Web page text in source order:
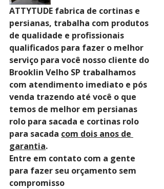
ATTYTUDE fabrica de cortinas e
persianas, trabalha com produtos
de qualidade e profissionais
qualificados para fazer o melhor
serviço para você nosso cliente do
Brooklin Velho SP trabalhamos
com atendimento imediato e pós
venda trazendo até você o que
temos de melhor em persianas
rolo para sacada e cortinas rolo
para sacada com dois anos de
garantia.
Entre em contato com a gente
para fazer seu orçamento sem
compromisso